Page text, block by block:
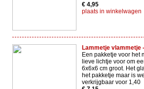
€ 4,95
plaats in winkelwagen
Lammetje vlammetje
Een pakketje voor het
lieve lichtje voor om
6x6x6 cm groot. Het
het pakketje maar is
verkrijgbaar voor 1,40